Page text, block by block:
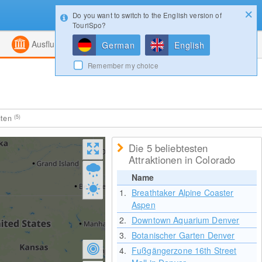
Kombiniert
Ausflugsziele Magazin
(5)
Die 5 beliebtesten
Attraktionen in Colorado
Name
1. Breathtaker Alpine Coaster
Aspen
2. Downtown Aquarium Denver
3. Botanischer Garten Denver
4. Fußgängerzone 16th Street
Login
Do you want to switch to the English version of
TouriSpo?
German English
Remember my choice
Konfigurator Gewinnspiele